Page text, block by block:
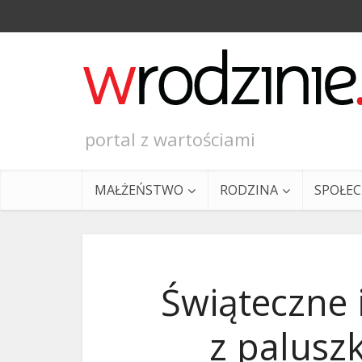
portal z wartościami
MAŁŻEŃSTWO RODZINA
Świąteczne
z